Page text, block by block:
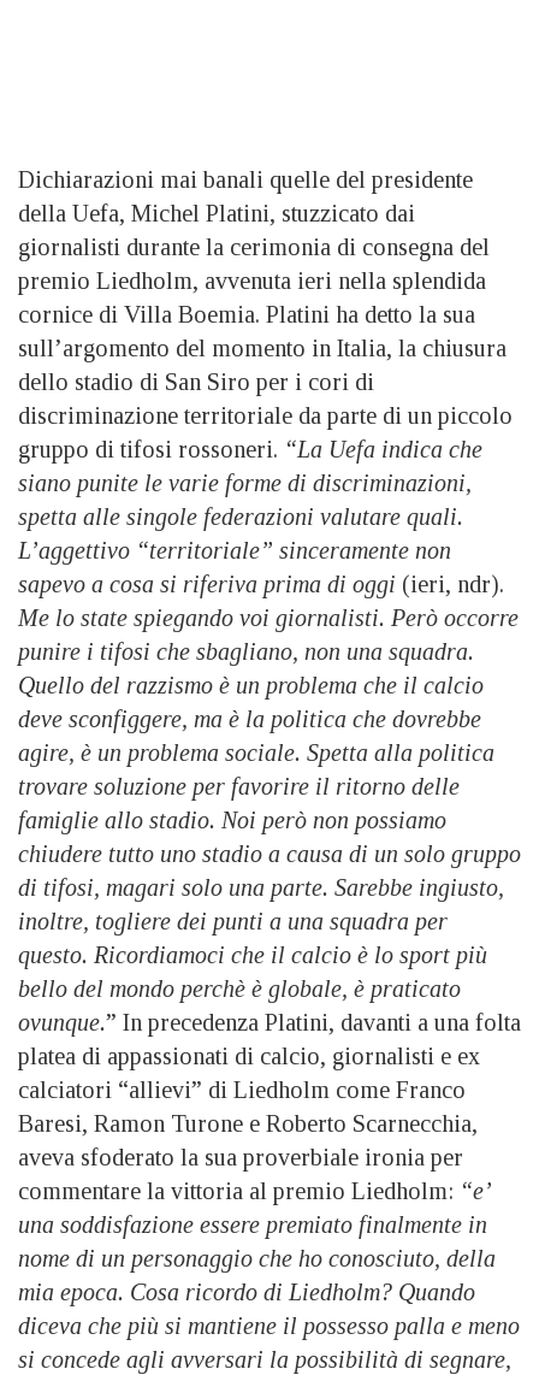
Dichiarazioni mai banali quelle del presidente
della Uefa, Michel Platini, stuzzicato dai
giornalisti durante la cerimonia di consegna del
premio Liedholm, avvenuta ieri nella splendida
cornice di Villa Boemia. Platini ha detto la sua
sull’argomento del momento in Italia, la chiusura
dello stadio di San Siro per i cori di
discriminazione territoriale da parte di un piccolo
gruppo di tifosi rossoneri. “La Uefa indica che
siano punite le varie forme di discriminazioni,
spetta alle singole federazioni valutare quali.
L’aggettivo “territoriale” sinceramente non
sapevo a cosa si riferiva prima di oggi (ieri, ndr).
Me lo state spiegando voi giornalisti. Però occorre
punire i tifosi che sbagliano, non una squadra.
Quello del razzismo è un problema che il calcio
deve sconfiggere, ma è la politica che dovrebbe
agire, è un problema sociale. Spetta alla politica
trovare soluzione per favorire il ritorno delle
famiglie allo stadio. Noi però non possiamo
chiudere tutto uno stadio a causa di un solo gruppo
di tifosi, magari solo una parte. Sarebbe ingiusto,
inoltre, togliere dei punti a una squadra per
questo. Ricordiamoci che il calcio è lo sport più
bello del mondo perchè è globale, è praticato
ovunque.” In precedenza Platini, davanti a una folta
platea di appassionati di calcio, giornalisti e ex
calciatori “allievi” di Liedholm come Franco
Baresi, Ramon Turone e Roberto Scarnecchia,
aveva sfoderato la sua proverbiale ironia per
commentare la vittoria al premio Liedholm: “e’
una soddisfazione essere premiato finalmente in
nome di un personaggio che ho conosciuto, della
mia epoca. Cosa ricordo di Liedholm? Quando
diceva che più si mantiene il possesso palla e meno
si concede agli avversari la possibilità di segnare,